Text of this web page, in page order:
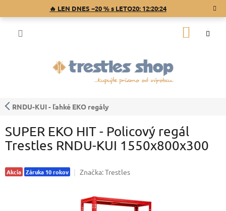
🔥 LEN DNES −20 % s LETO20: 12:20:23
RNDU-KUI - ľahké EKO regály
SUPER EKO HIT - Policový regál
Trestles RNDU-KUI 1550x800x300
Akcia Záruka 10 rokov Značka:Trestles